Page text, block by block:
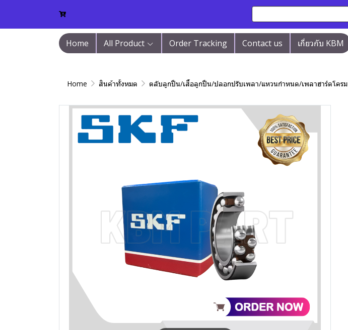
Home All Product Order Tracking Contact us เกี่ยวกับ KBM
Home สินค้าทั้งหมด ตลับลูกปืน/เสื้อลูกปืน/ปลอกปรับเพลา/แหวนกำหนด/เพลาฮาร์ดโครม